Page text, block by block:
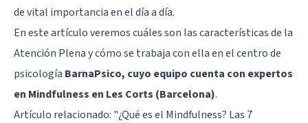
de vital importancia en el día a día.
En este artículo veremos cuáles son las características de la
Atención Plena y cómo se trabaja con ella en el centro de
psicología BarnaPsico, cuyo equipo cuenta con expertos
en Mindfulness en Les Corts (Barcelona).
Artículo relacionado: "¿Qué es el Mindfulness? Las 7